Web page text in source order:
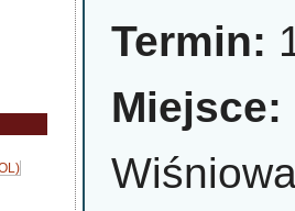
Termin:
Miejsce: